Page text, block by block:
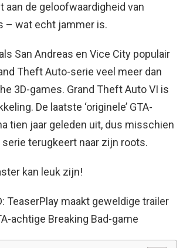
aan de geloofwaardigheid van
– wat echt jammer is.
San Andreas en Vice City populair
Theft Auto-serie veel meer dan
3D-games. Grand Theft Auto VI is
De laatste ‘originele’ GTA-
tien jaar geleden uit, dus misschien
terugkeert naar zijn roots.
kan leuk zijn!
TeaserPlay maakt geweldige trailer
achtige Breaking Bad-game